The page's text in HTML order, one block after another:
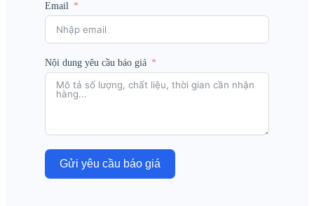
Email
Nội dung yêu cầu báo giá
Gửi yêu cầu báo giá